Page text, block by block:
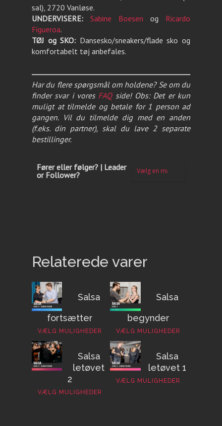
sal), 2720 Vanløse.
UNDERVISERE:
Sabine Boesen og Ricardo
Figueroa.
TØJ og SKO: Dansesko/sneakers/flade sko og
komfortabelt tøj anbefales.
Har du flere spørgsmål om holdene? Se om du
finder svar i vores FAQside! Obs: Det er kun
muligt at tilmelde og betale for 1 person ad
gangen. Vil du tilmelde dig med en anden
(f.eks. din partner), skal du lave 2 separate
bestillinger.
Fører eller følger? | Leader
or Follower?
Relaterede varer
Salsa
fortsætter
VÆLG MULIGHEDER
Salsa
begynder
VÆLG MULIGHEDER
Salsa
letøvet
2
VÆLG MULIGHEDER
Salsa
letøvet 1
VÆLG MULIGHEDER